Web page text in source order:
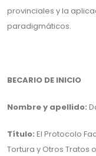
provinciales y la
paradigmáticos.
BECARIO DE INICIO
Nombre y apellido:
Título: El Protocolo
Tortura y Otros Tratos